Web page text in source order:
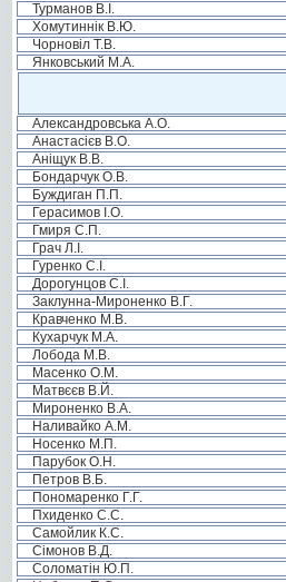
Турманов В.І.
Хомутиннік В.Ю.
Чорновіл Т.В.
Янковський М.А.
Александровська А.О.
Анастасієв В.О.
Аніщук В.В.
Бондарчук О.В.
Буждиган П.П.
Герасимов І.О.
Гмиря С.П.
Грач Л.І.
Гуренко С.І.
Дорогунцов С.І.
Заклунна-Мироненко В.Г.
Кравченко М.В.
Кухарчук М.А.
Лобода М.В.
Масенко О.М.
Матвєєв В.Й.
Мироненко В.А.
Наливайко А.М.
Носенко М.П.
Парубок О.Н.
Петров В.Б.
Пономаренко Г.Г.
Пхиденко С.С.
Самойлик К.С.
Сімонов В.Д.
Соломатін Ю.П.